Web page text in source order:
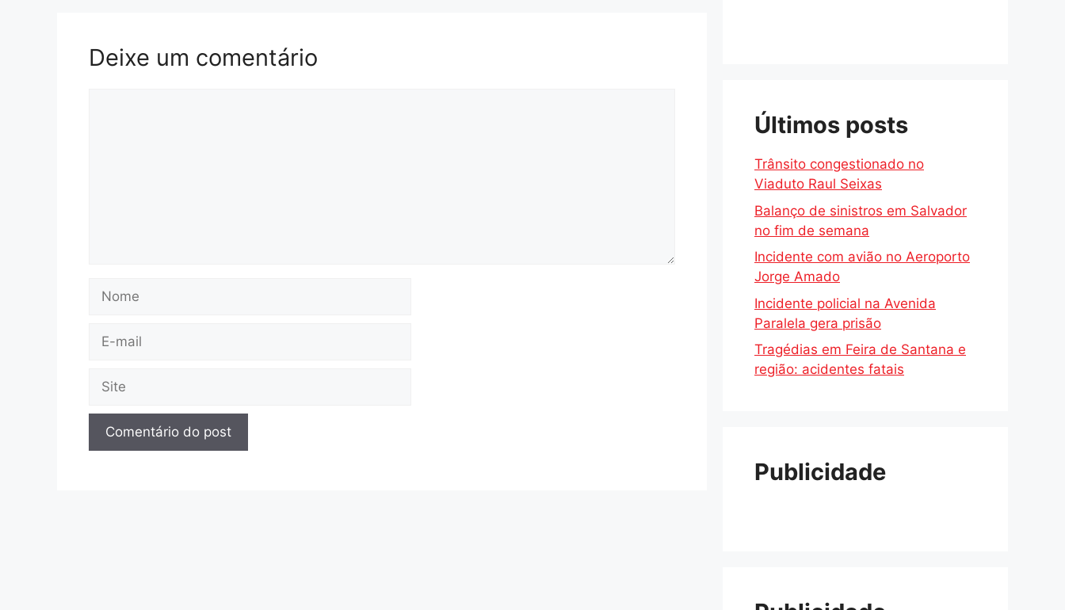
Deixe um comentário
mail
Últimos posts
Trânsito congestionado no
Viaduto Raul Seixas
Balanço de sinistros em Salvador
no fim de semana
Incidente com avião no Aeroporto
Jorge Amado
Incidente policial na Avenida
Paralela gera prisão
Tragédias em Feira de Santana e
região: acidentes fatais
Publicidade